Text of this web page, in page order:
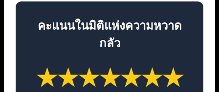
คะแนนในมิติแห่งความหวาด
กลัว
★★★★★★★